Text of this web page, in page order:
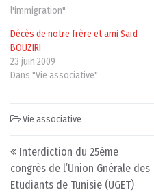
l'immigration"
Décès de notre frère et ami Saïd
BOUZIRI
23 juin 2009
Dans "Vie associative"
Vie associative
Post navigation
Interdiction du 25ème
congrès de l’Union Gnérale des
Etudiants de Tunisie (UGET)